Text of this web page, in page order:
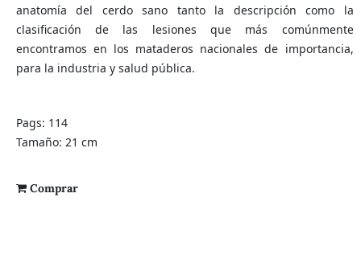
anatomía del cerdo sano tanto la descripción como la
clasificación de las lesiones que más comúnmente
encontramos en los mataderos nacionales de importancia,
para la industria y salud pública.
Pags: 114
Tamaño: 21 cm
Comprar